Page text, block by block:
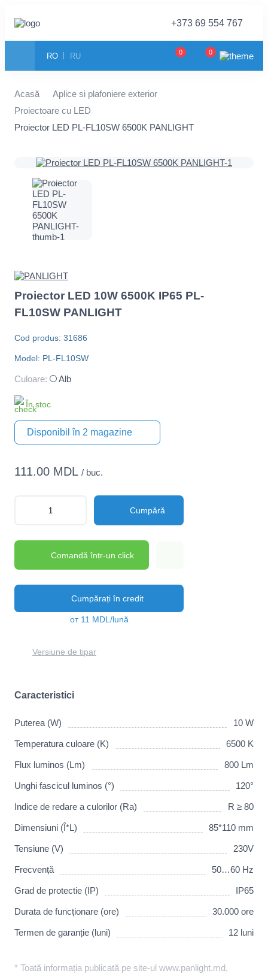
+373 69 554 767
RO RU 0 0
Acasă
Aplice si plafoniere exterior
Proiectoare cu LED
Proiector LED PL-FL10SW 6500K PANLIGHT
Proiector LED 10W 6500K IP65 PL-
FL10SW PANLIGHT
Cod produs: 31686
Model: PL-FL10SW
Culoare: Alb
În stoc
Disponibil în 2 magazine
111.00 MDL / buc.
Cumpără
Comandă într-un click
Cumpărați în credit
от 11 MDL/lună
Versiune de tipar
Caracteristici
Puterea (W) 10 W
Temperatura culoare (K) 6500 K
Flux luminos (Lm) 800 Lm
Unghi fascicul luminos (°) 120°
Indice de redare a culorilor (Ra) R ≥ 80
Dimensiuni (Î*L) 85*110 mm
Tensiune (V) 230V
Frecvență 50…60 Hz
Grad de protectie (IP) IP65
Durata de funcționare (ore) 30.000 ore
Termen de garanție (luni) 12 luni
* Toată informația publicată pe site-ul www.panlight.md,